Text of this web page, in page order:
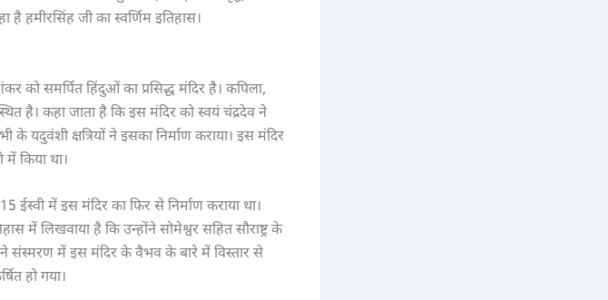
है हमीरसिंह जी का स्वर्णिम इतिहास।
को समर्पित हिंदुओं का प्रसिद्ध मंदिर है। कपिला,
है। कहा जाता है कि इस मंदिर को स्वयं चंद्रदेव ने
यदुवंशी क्षत्रियों ने इसका निर्माण कराया। इस मंदिर
किया था।
ईस्वी में इस मंदिर का फिर से निर्माण कराया था।
में लिखवाया है कि उन्होंने सोमेश्वर सहित सौराष्ट्र के
संस्मरण में इस मंदिर के वैभव के बारे में विस्तार से
हो गया।